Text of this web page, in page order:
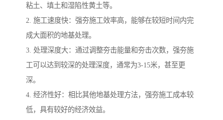
粘土、填土和湿陷性黄土等。
2. 施工速度快：强夯施工效率高，能够在较短时间内完
成大面积的地基处理。
3. 处理深度大：通过调整夯击能量和夯击次数，强夯施
工可以达到较深的处理深度，通常为3-15米，甚至更
深。
4. 经济性好：相比其他地基处理方法，强夯施工成本较
低，具有较好的经济效益。